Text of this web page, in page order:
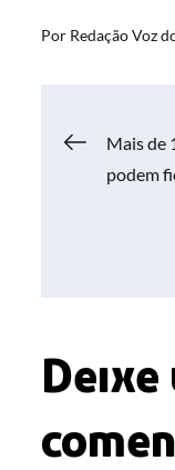
Por Redação Voz
Mais de
podem
Deixe